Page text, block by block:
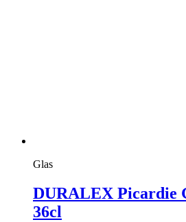
Glas
DURALEX Picardie
36cl